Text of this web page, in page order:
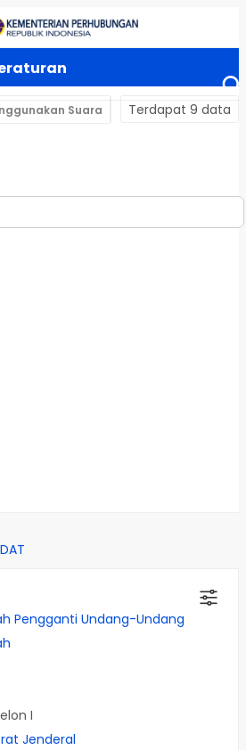
Suara Terdapat 9 data
Pengganti Undang-Undang
I
Jenderal